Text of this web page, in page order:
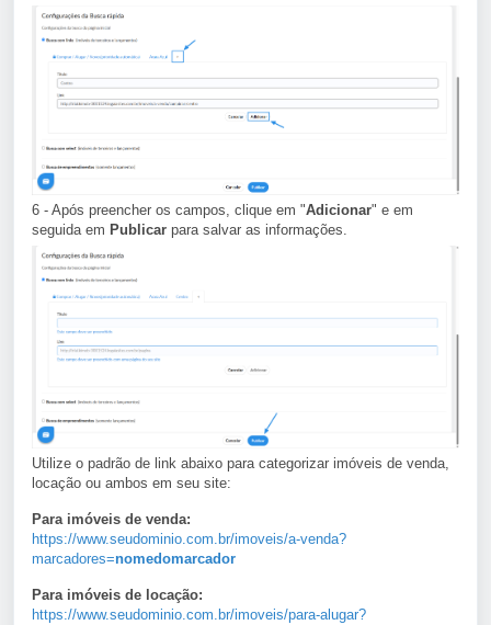
6 - Após preencher os campos, clique em "Adicionar" e em
seguida em Publicar para salvar as informações.
Utilize o padrão de link abaixo para categorizar imóveis de venda,
locação ou ambos em seu site:
Para imóveis de venda:
https://www.seudominio.com.br/imoveis/a-venda?
marcadores=nomedomarcador
Para imóveis de locação:
https://www.seudominio.com.br/imoveis/para-alugar?